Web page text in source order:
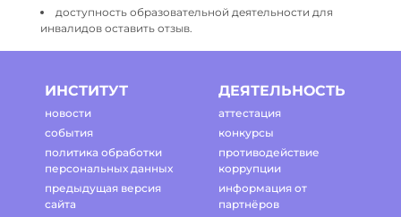
доступность образовательной деятельности для
инвалидов оставить отзыв.
ИНСТИТУТ
новости
события
политика обработки
персональных данных
предыдущая версия
сайта
ДЕЯТЕЛЬНОСТЬ
аттестация
конкурсы
противодействие
коррупции
информация от
партнёров